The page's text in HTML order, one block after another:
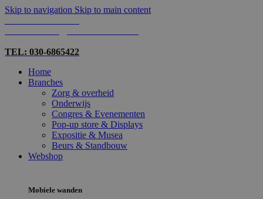
Skip to navigation Skip to main content
TEL: 030-6865422
Home
Branches
Zorg & overheid
Onderwijs
Congres & Evenementen
Pop-up store & Displays
Expositie & Musea
Beurs & Standbouw
Webshop
Mobiele wanden